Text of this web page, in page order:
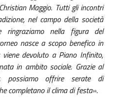
Maggio. Tutti gli incontri
nel campo della società
ringraziamo nella figura del
nasce a scopo benefico in
devoluto a Piano Infinito,
in ambito sociale. Grazie al
possiamo offrire serate di
completano il clima di festa».